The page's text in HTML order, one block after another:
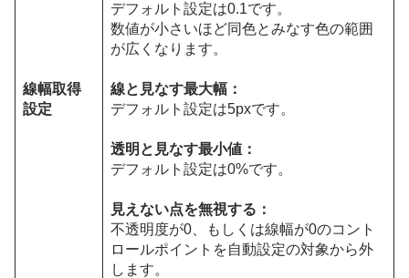
線幅取得
設定
デフォルト設定は0.1です。
数値が小さいほど同色とみなす色の範囲
が広くなります。
線と見なす最大幅：
デフォルト設定は5pxです。
透明と見なす最小値：
デフォルト設定は0%です。
見えない点を無視する：
不透明度が0、もしくは線幅が0のコント
ロールポイントを自動設定の対象から外
します。